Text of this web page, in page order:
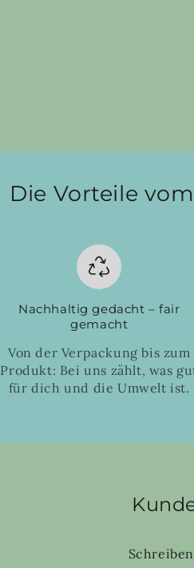
Die Vorteile
Nachhaltig gedacht – fair
gemacht
Von der Verpackung bis zum
Produkt: Bei uns zählt, was
für dich und die Umwelt ist.